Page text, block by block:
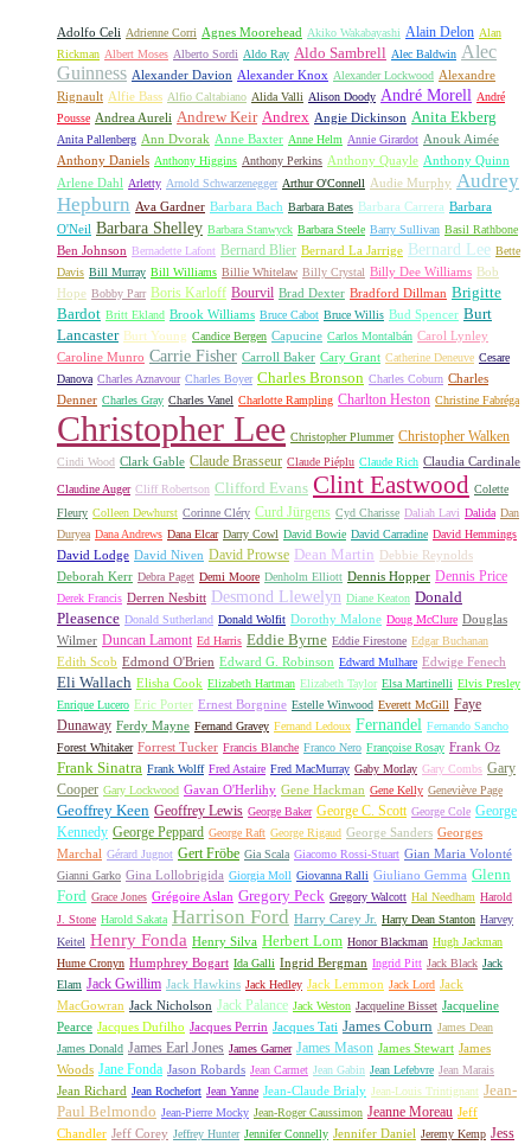
Adolfo Celi Adrienne Corri Agnes Moorehead Akiko Wakabayashi Alain Delon Alan
Rickman Albert Moses Alberto Sordi Aldo Ray Aldo Sambrell Alec Baldwin Alec
Guinness Alexander Davion Alexander Knox Alexander Lockwood Alexandre
Rignault Alfie Bass Alfio Caltabiano Alida Valli Alison Doody André Morell André
Pousse Andrea Aureli Andrew Keir Andrex Angie Dickinson Anita Ekberg
Anita Pallenberg Ann Dvorak Anne Baxter Anne Helm Annie Girardot Anouk Aimée
Anthony Daniels Anthony Higgins Anthony Perkins Anthony Quayle Anthony Quinn
Arlene Dahl Arletty Arnold Schwarzenegger Arthur O'Connell Audie Murphy Audrey
Hepburn Ava Gardner Barbara Bach Barbara Bates Barbara Carrera Barbara
O'Neil Barbara Shelley Barbara Stanwyck Barbara Steele Barry Sullivan Basil Rathbone
Ben Johnson Bernadette Lafont Bernard Blier Bernard La Jarrige Bernard Lee Bette
Davis Bill Murray Bill Williams Billie Whitelaw Billy Crystal Billy Dee Williams Bob
Hope Bobby Parr Boris Karloff Bourvil Brad Dexter Bradford Dillman Brigitte
Bardot Britt Ekland Brook Williams Bruce Cabot Bruce Willis Bud Spencer Burt
Lancaster Burt Young Candice Bergen Capucine Carlos Montalbán Carol Lynley
Caroline Munro Carrie Fisher Carroll Baker Cary Grant Catherine Deneuve Cesare
Danova Charles Aznavour Charles Boyer Charles Bronson Charles Coburn Charles
Denner Charles Gray Charles Vanel Charlotte Rampling Charlton Heston Christine Fabréga
Christopher Lee Christopher Plummer Christopher Walken
Cindi Wood Clark Gable Claude Brasseur Claude Piéplu Claude Rich Claudia Cardinale
Claudine Auger Cliff Robertson Clifford Evans Clint Eastwood Colette
Fleury Colleen Dewhurst Corinne Cléry Curd Jürgens Cyd Charisse Daliah Lavi Dalida Dan
Duryea Dana Andrews Dana Elcar Darry Cowl David Bowie David Carradine David Hemmings
David Lodge David Niven David Prowse Dean Martin Debbie Reynolds
Deborah Kerr Debra Paget Demi Moore Denholm Elliott Dennis Hopper Dennis Price
Derek Francis Derren Nesbitt Desmond Llewelyn Diane Keaton Donald
Pleasence Donald Sutherland Donald Wolfit Dorothy Malone Doug McClure Douglas
Wilmer Duncan Lamont Ed Harris Eddie Byrne Eddie Firestone Edgar Buchanan
Edith Scob Edmond O'Brien Edward G. Robinson Edward Mulhare Edwige Fenech
Eli Wallach Elisha Cook Elizabeth Hartman Elizabeth Taylor Elsa Martinelli Elvis Presley
Enrique Lucero Eric Porter Ernest Borgnine Estelle Winwood Everett McGill Faye
Dunaway Ferdy Mayne Fernand Gravey Fernand Ledoux Fernandel Fernando Sancho
Forest Whitaker Forrest Tucker Francis Blanche Franco Nero Françoise Rosay Frank Oz
Frank Sinatra Frank Wolff Fred Astaire Fred MacMurray Gaby Morlay Gary Combs Gary
Cooper Gary Lockwood Gavan O'Herlihy Gene Hackman Gene Kelly Geneviève Page
Geoffrey Keen Geoffrey Lewis George Baker George C. Scott George Cole George
Kennedy George Peppard George Raft George Rigaud George Sanders Georges
Marchal Gérard Jugnot Gert Fröbe Gia Scala Giacomo Rossi-Stuart Gian Maria Volonté
Gianni Garko Gina Lollobrigida Giorgia Moll Giovanna Ralli Giuliano Gemma Glenn
Ford Grace Jones Grégoire Aslan Gregory Peck Gregory Walcott Hal Needham Harold
J. Stone Harold Sakata Harrison Ford Harry Carey Jr. Harry Dean Stanton Harvey
Keitel Henry Fonda Henry Silva Herbert Lom Honor Blackman Hugh Jackman
Hume Cronyn Humphrey Bogart Ida Galli Ingrid Bergman Ingrid Pitt Jack Black Jack
Elam Jack Gwillim Jack Hawkins Jack Hedley Jack Lemmon Jack Lord Jack
MacGowran Jack Nicholson Jack Palance Jack Weston Jacqueline Bisset Jacqueline
Pearce Jacques Dufilho Jacques Perrin Jacques Tati James Coburn James Dean
James Donald James Earl Jones James Garner James Mason James Stewart James
Woods Jane Fonda Jason Robards Jean Carmet Jean Gabin Jean Lefebvre Jean Marais
Jean Richard Jean Rochefort Jean Yanne Jean-Claude Brialy Jean-Louis Trintignant Jean-
Paul Belmondo Jean-Pierre Mocky Jean-Roger Caussimon Jeanne Moreau Jeff
Chandler Jeff Corey Jeffrey Hunter Jennifer Connelly Jennifer Daniel Jeremy Kemp Jess